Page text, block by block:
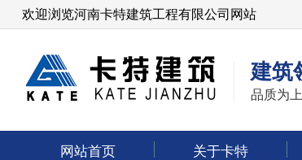
欢迎浏览河南卡特建筑工程有限公司网站
建筑
品质为
网站首页 关于卡特